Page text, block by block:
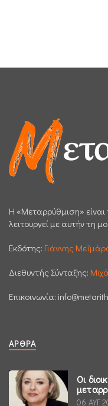
H «Μεταρρύθμιση» είναι
λειτουργεί με αυτήν τη
Εκδότης: Γιάννης
Διεθυντής Σύνταξης:
Επικοινωνία:
ΆΡΘΡΑ
Οι
06 ΑΥΓ